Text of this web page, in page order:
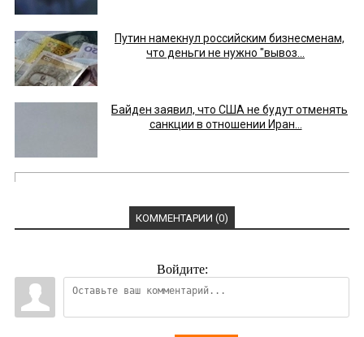
Путин намекнул российским бизнесменам,
что деньги не нужно "вывоз...
Байден заявил, что США не будут отменять
санкции в отношении Иран...
КОММЕНТАРИИ (0)
Войдите: